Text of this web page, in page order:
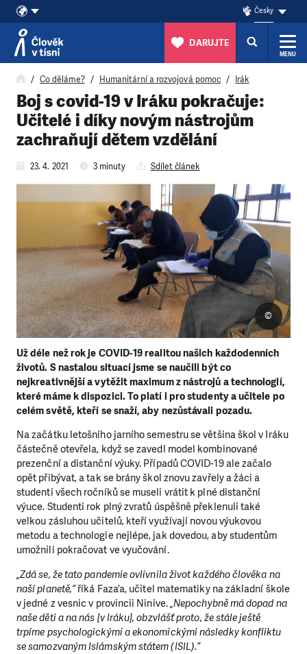
Přeskočit na obsah
Česky
DARUJTE
MENU
Co děláme? Humanitární a rozvojová pomoc Irák
Boj s covid-19 v Iráku pokračuje:
Učitelé i díky novým nástrojům
zachraňují dětem vzdělání
23. 4. 2021 3 minuty Sdílet článek
Už déle než rok je COVID-19 realitou našich každodenních
životů. S nastalou situací jsme se naučili být co
nejkreativnější a vytěžit maximum z nástrojů a technologií,
které máme k dispozici. To platí i pro studenty a učitele po
celém světě, kteří se snaží, aby nezůstávali pozadu.
©
Na začátku letošního jarního semestru se většina škol v Iráku
částečně otevřela, když se zavedl model kombinované
prezenční a distanční výuky. Případů COVID-19 ale začalo
opět přibývat, a tak se brány škol znovu zavřely a žáci a
studenti všech ročníků se museli vrátit k plné distanční
výuce. Studenti rok plný zvratů úspěšně překlenuli také
velkou zásluhou učitelů, kteří využívají novou výukovou
metodu a technologie nejlépe, jak dovedou, aby studentům
umožnili pokračovat ve vyučování.
„Zdá se, že tato pandemie ovlivnila život každého člověka na
naší planetě,”říká Faza’a, učitel matematiky na základní škole
v jedné z vesnic v provincii Ninive.„Nepochybně má dopad na
naše děti a na nás [v Iráku], obzvlášť proto, že stále ještě
trpíme psychologickými a ekonomickými následky konfliktu
se samozvaným Islámským státem (ISIL).”